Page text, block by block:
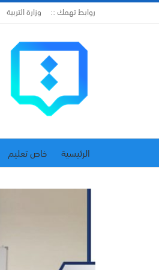
روابط تهمك :: وزارة التربية
الرئيسية خاص تعليم